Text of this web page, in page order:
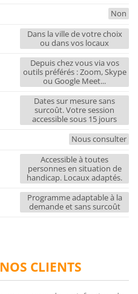
CLIENTS
Non
Dans la ville de votre choix
ou dans vos locaux
Depuis chez vous via vos
outils préférés : Zoom, Skype
ou Google Meet...
Dates sur mesure sans
surcoût. Votre session
accessible sous 15 jours
Nous consulter
Accessible à toutes
personnes en situation de
handicap. Locaux adaptés.
Programme adaptable à la
demande et sans surcoût